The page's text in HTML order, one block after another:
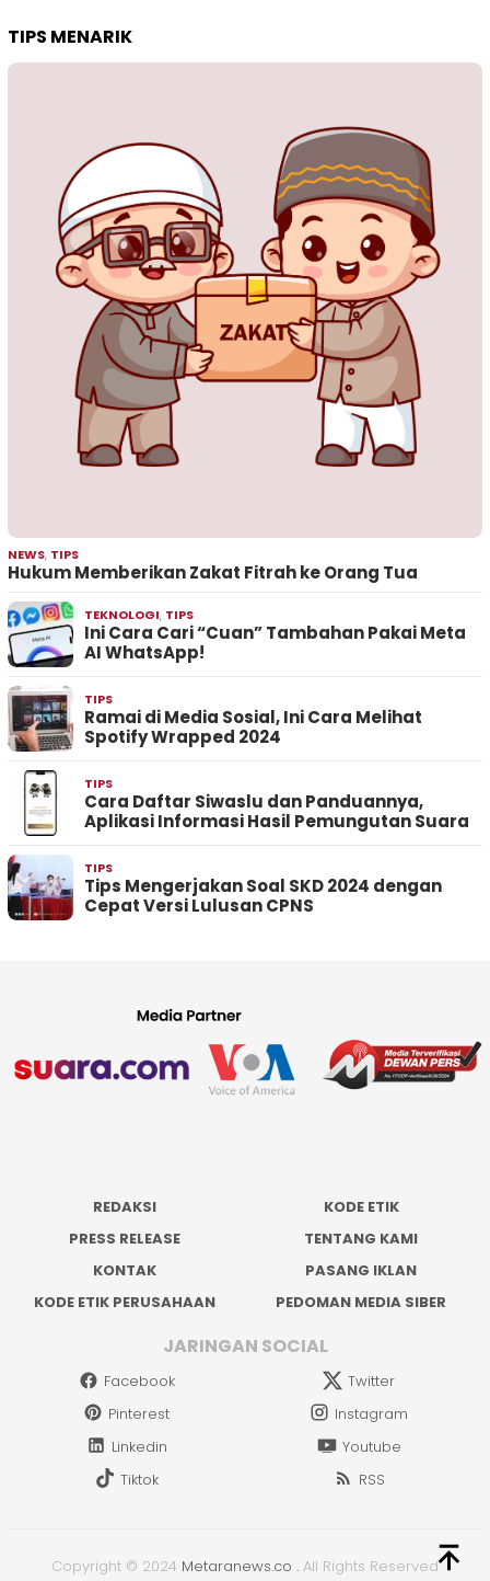
TIPS MENARIK
NEWS, TIPS
Hukum Memberikan Zakat Fitrah ke Orang Tua
TEKNOLOGI, TIPS
Ini Cara Cari “Cuan” Tambahan Pakai Meta
AI WhatsApp!
TIPS
Ramai di Media Sosial, Ini Cara Melihat
Spotify Wrapped 2024
TIPS
Cara Daftar Siwaslu dan Panduannya,
Aplikasi Informasi Hasil Pemungutan Suara
TIPS
Tips Mengerjakan Soal SKD 2024 dengan
Cepat Versi Lulusan CPNS
REDAKSI
KODE ETIK
PRESS RELEASE
TENTANG KAMI
KONTAK
PASANG IKLAN
KODE ETIK PERUSAHAAN
PEDOMAN MEDIA SIBER
JARINGAN SOCIAL
Facebook
Twitter
Pinterest
Instagram
Linkedin
Youtube
Tiktok
RSS
Copyright © 2024 Metaranews.co . All Rights Reserved